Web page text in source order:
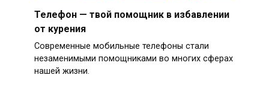
Телефон — твой помощник в избавлении
от курения
Современные мобильные телефоны стали
незаменимыми помощниками во многих сферах
нашей жизни.